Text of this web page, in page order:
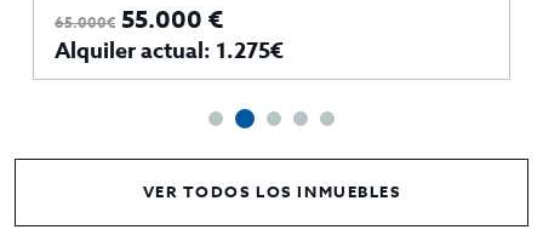
65.000€ 55.000 €
Alquiler actual: 1.275€
VER TODOS LOS INMUEBLES